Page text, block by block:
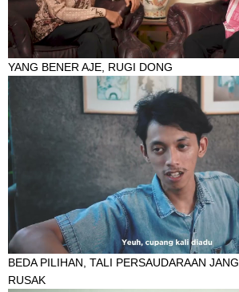
YANG BENER AJE, RUGI DONG
BEDA PILIHAN, TALI PERSAUDARAAN
RUSAK